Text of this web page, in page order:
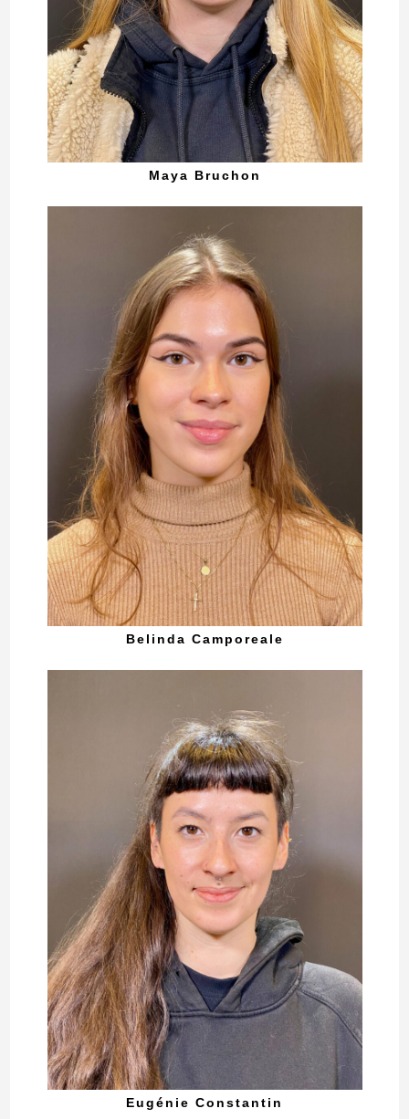
Maya Bruchon
Belinda Camporeale
Eugénie Constantin